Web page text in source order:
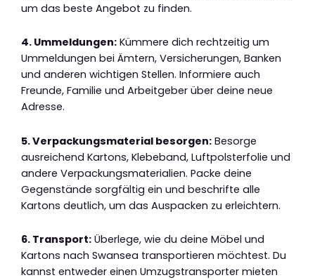
um das beste Angebot zu finden.
4. Ummeldungen: Kümmere dich rechtzeitig um
Ummeldungen bei Ämtern, Versicherungen, Banken
und anderen wichtigen Stellen. Informiere auch
Freunde, Familie und Arbeitgeber über deine neue
Adresse.
5. Verpackungsmaterial besorgen: Besorge
ausreichend Kartons, Klebeband, Luftpolsterfolie und
andere Verpackungsmaterialien. Packe deine
Gegenstände sorgfältig ein und beschrifte alle
Kartons deutlich, um das Auspacken zu erleichtern.
6. Transport: Überlege, wie du deine Möbel und
Kartons nach Swansea transportieren möchtest. Du
kannst entweder einen Umzugstransporter mieten